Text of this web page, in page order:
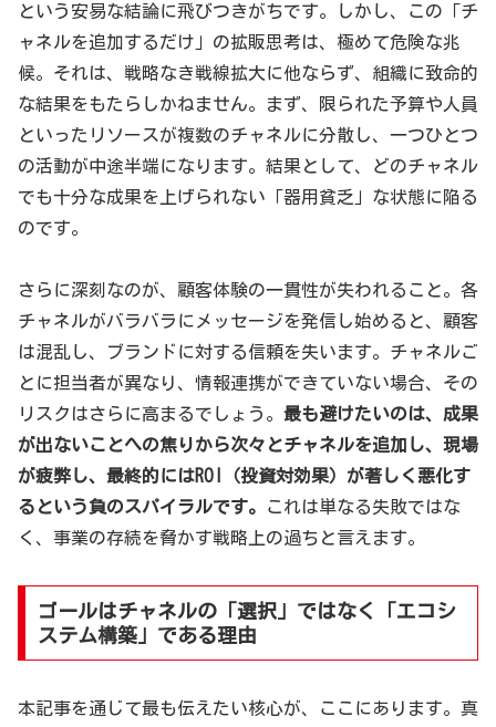
という安易な結論に飛びつきがちです。しかし、この「チ
ャネルを追加するだけ」の拡販思考は、極めて危険な兆
候。それは、戦略なき戦線拡大に他ならず、組織に致命的
な結果をもたらしかねません。まず、限られた予算や人員
といったリソースが複数のチャネルに分散し、一つひとつ
の活動が中途半端になります。結果として、どのチャネル
でも十分な成果を上げられない「器用貧乏」な状態に陥る
のです。
さらに深刻なのが、顧客体験の一貫性が失われること。各
チャネルがバラバラにメッセージを発信し始めると、顧客
は混乱し、ブランドに対する信頼を失います。チャネルご
とに担当者が異なり、情報連携ができていない場合、その
リスクはさらに高まるでしょう。 最も避けたいのは、成果
が出ないことへの焦りから次々とチャネルを追加し、現場
が疲弊し、最終的にはROI（投資対効果）が著しく悪化す
るという負のスパイラルです。
これは単なる失敗ではな
く、事業の存続を脅かす戦略上の過ちと言えます。
ゴールはチャネルの「選択」ではなく「エコシ
ステム構築」である理由
本記事を通じて最も伝えたい核心が、ここにあります。真